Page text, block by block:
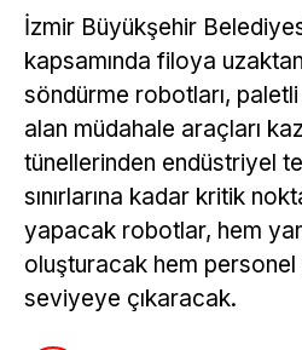
İzmir Büyükşehir
kapsamında filoya
söndürme robotları,
alan müdahale araçları
tünellerinden endüstriyel
sınırlarına kadar kritik
yapacak robotlar, hem
oluşturacak hem
seviyeye çıkaracak.